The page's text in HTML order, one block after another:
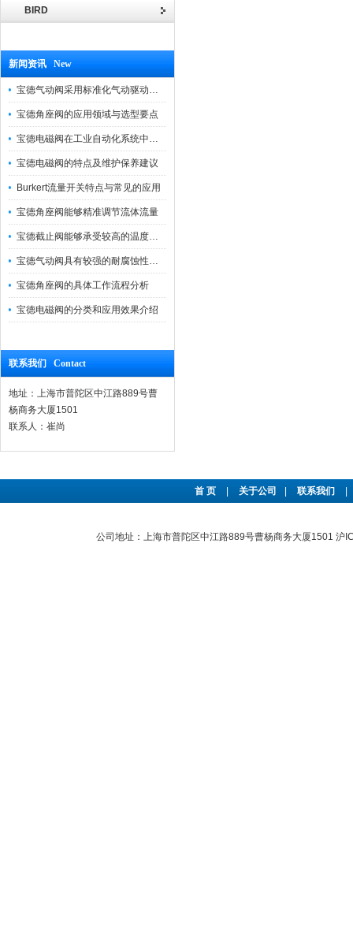
BIRD
新闻资讯 New
宝德气动阀采用标准化气动驱动设计，可匹配各类工业气源工况
宝德角座阀的应用领域与选型要点
宝德电磁阀在工业自动化系统中的作用
宝德电磁阀的特点及维护保养建议
Burkert流量开关特点与常见的应用
宝德角座阀能够精准调节流体流量
宝德截止阀能够承受较高的温度和压力
宝德气动阀具有较强的耐腐蚀性和抗震性
宝德角座阀的具体工作流程分析
宝德电磁阀的分类和应用效果介绍
联系我们 Contact
地址：上海市普陀区中江路889号曹
杨商务大厦1501
联系人：崔尚
首 页 关于公司 联系我们
公司地址：上海市普陀区中江路889号曹杨商务大厦1501 沪